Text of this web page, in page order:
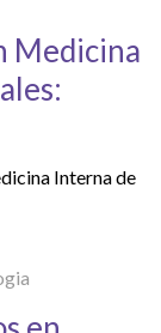
Medicina
Interna de